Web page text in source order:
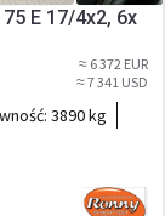
E 17/4x2, 6x
≈ 6 372 EUR
≈ 7 341 USD
3890 kg